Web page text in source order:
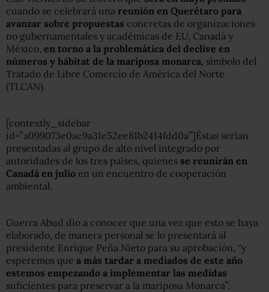
cuando se celebrará una reunión en Querétaro para
avanzar sobre propuestas concretas de organizaciones
no gubernamentales y académicas de EU, Canadá y
México, en torno a la problemática del declive en
números y hábitat de la mariposa monarca, símbolo del
Tratado de Libre Comercio de América del Norte
(TLCAN).
[contextly_sidebar
id=”a099073e0ac9a31e52ee81b2414fdd0a”]Éstas serían
presentadas al grupo de alto nivel integrado por
autoridades de los tres países, quienes se reunirán en
Canadá en julio en un encuentro de cooperación
ambiental.
Guerra Abud dio a conocer que una vez que esto se haya
elaborado, de manera personal se lo presentará al
presidente Enrique Peña Nieto para su aprobación, “y
esperemos que a más tardar a mediados de este año
estemos empezando a implementar las medidas
suficientes para preservar a la mariposa Monarca”.